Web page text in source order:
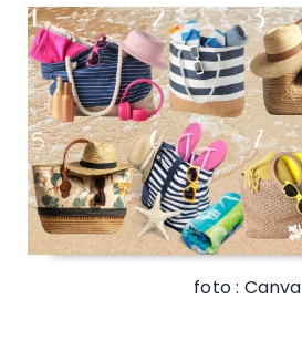
foto : Canva